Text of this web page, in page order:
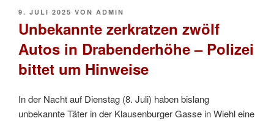
VERÖFFENTLICHT
AM
9. JULI 2025 VON ADMIN
Unbekannte zerkratzen zwölf
Autos in Drabenderhöhe – Polizei
bittet um Hinweise
In der Nacht auf Dienstag (8. Juli) haben bislang
unbekannte Täter in der Klausenburger Gasse in Wiehl eine